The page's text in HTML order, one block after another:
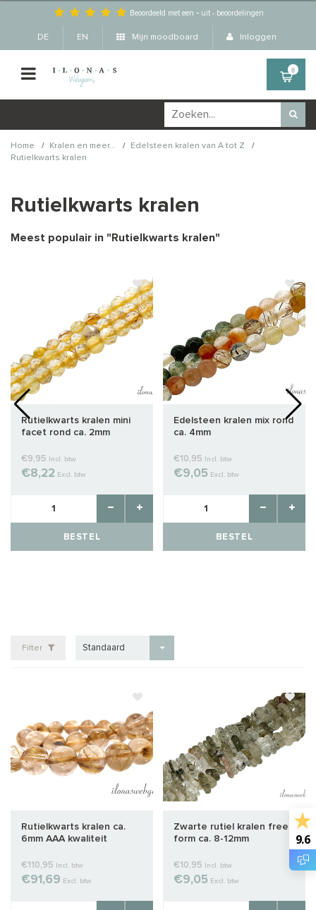
Beoordeeld met een - uit -beoordelingen
DE EN Mijn moodboard Inloggen
0
Home / Kralen en meer... / Edelsteen kralen van A tot Z
/
Rutielkwarts kralen
Rutielkwarts kralen
Meest populair in " Rutielkwarts kralen"
Rutielkwarts kralen mini
facet rond ca. 2mm
€9,95 Incl. btw
€8,22 Excl. btw
BESTEL
Edelsteen kralen mix rond
ca. 4mm
€10,95 Incl. btw
€9,05 Excl. btw
BESTEL
Filter Standaard
Rutielkwarts kralen ca.
6mm AAA kwaliteit
€110,95 Incl. btw
€91,69 Excl. btw
Zwarte rutiel kralen free
form ca. 8-12mm
€10,95 Incl. btw
€9,05 Excl. btw
9.6